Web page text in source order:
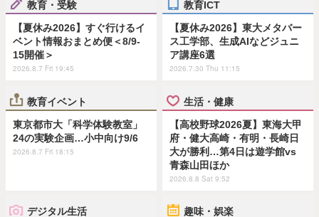
教育・受験
【夏休み2026】すぐ行けるイ
ベント情報おまとめ便＜8/9-
15開催＞
2026.8.7 Fri 19:45
教育ICT
【夏休み2026】東大メタバー
ス工学部、生成AIなどジュニ
ア講座6選
2026.7.30 Thu 11:15
教育イベント
東京都市大「科学体験教室」
24の実験企画…小中向け9/6
2026.8.7 Fri 18:15
生活・健康
【高校野球2026夏】東海大甲
府・健大高崎・有明・長崎日
大が勝利…第4日は遊学館vs
青森山田ほか
2026.8.8 Sat 9:52
デジタル生活 趣味・娯楽